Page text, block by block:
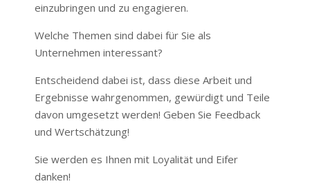
einzubringen und zu engagieren.
Welche Themen sind dabei für Sie als
Unternehmen interessant?
Entscheidend dabei ist, dass diese Arbeit und
Ergebnisse wahrgenommen, gewürdigt und Teile
davon umgesetzt werden! Geben Sie Feedback
und Wertschätzung!
Sie werden es Ihnen mit Loyalität und Eifer
danken!